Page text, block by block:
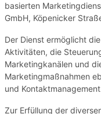
basierten
GmbH, Köpenicker
Der Dienst ermöglicht
Aktivitäten, die
Marketingkanälen und
Marketingmaßnahmen
und
Zur Erfüllung der